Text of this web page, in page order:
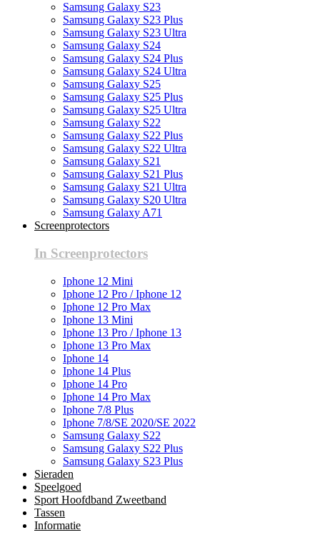
Samsung Galaxy S23
Samsung Galaxy S23 Plus
Samsung Galaxy S23 Ultra
Samsung Galaxy S24
Samsung Galaxy S24 Plus
Samsung Galaxy S24 Ultra
Samsung Galaxy S25
Samsung Galaxy S25 Plus
Samsung Galaxy S25 Ultra
Samsung Galaxy S22
Samsung Galaxy S22 Plus
Samsung Galaxy S22 Ultra
Samsung Galaxy S21
Samsung Galaxy S21 Plus
Samsung Galaxy S21 Ultra
Samsung Galaxy S20 Ultra
Samsung Galaxy A71
Screenprotectors
In Screenprotectors
Iphone 12 Mini
Iphone 12 Pro / Iphone 12
Iphone 12 Pro Max
Iphone 13 Mini
Iphone 13 Pro / Iphone 13
Iphone 13 Pro Max
Iphone 14
Iphone 14 Plus
Iphone 14 Pro
Iphone 14 Pro Max
Iphone 7/8 Plus
Iphone 7/8/SE 2020/SE 2022
Samsung Galaxy S22
Samsung Galaxy S22 Plus
Samsung Galaxy S23 Plus
Sieraden
Speelgoed
Sport Hoofdband Zweetband
Tassen
Informatie